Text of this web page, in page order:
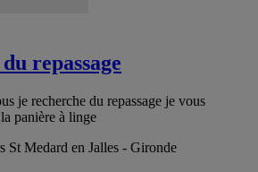
repassage
je recherche du repassage je vous
panière à linge
St Medard en Jalles - Gironde